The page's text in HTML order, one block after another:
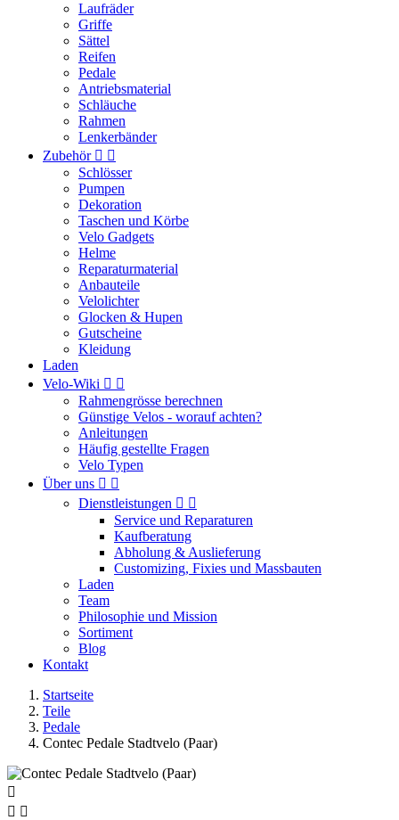
Laufräder
Griffe
Sättel
Reifen
Pedale
Antriebsmaterial
Schläuche
Rahmen
Lenkerbänder
Zubehör  
Schlösser
Pumpen
Dekoration
Taschen und Körbe
Velo Gadgets
Helme
Reparaturmaterial
Anbauteile
Velolichter
Glocken & Hupen
Gutscheine
Kleidung
Laden
Velo-Wiki  
Rahmengrösse berechnen
Günstige Velos - worauf achten?
Anleitungen
Häufig gestellte Fragen
Velo Typen
Über uns  
Dienstleistungen  
Service und Reparaturen
Kaufberatung
Abholung & Auslieferung
Customizing, Fixies und Massbauten
Laden
Team
Philosophie und Mission
Sortiment
Blog
Kontakt
Startseite
Teile
Pedale
Contec Pedale Stadtvelo (Paar)

 